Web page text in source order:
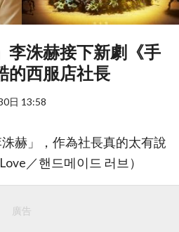
李洙赫接下新劇《手
的西服店社長
日 13:58
赫」，作為社長真的太有說
／핸드메이드 러브）
廣告